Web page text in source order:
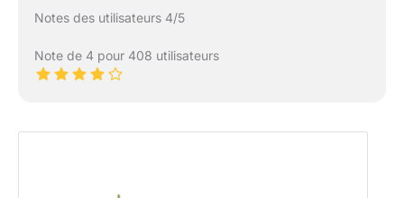
Notes des utilisateurs 4/5
Note de 4 pour 408 utilisateurs